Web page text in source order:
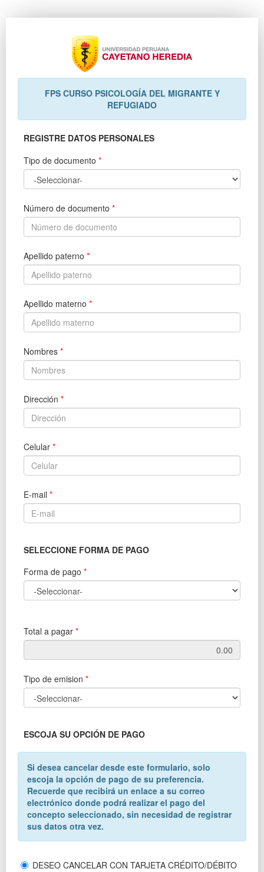
FPS CURSO PSICOLOGÍA DEL MIGRANTE Y
REFUGIADO
REGISTRE DATOS PERSONALES
Tipo de documento *
Número de documento *
Apellido paterno *
Apellido materno *
Nombres *
Dirección *
Celular *
E-mail *
SELECCIONE FORMA DE PAGO
Forma de pago *
Total a pagar *
Tipo de emision *
ESCOJA SU OPCIÓN DE PAGO
Si desea cancelar desde este formulario, solo
escoja la opción de pago de su preferencia.
Recuerde que recibirá un enlace a su correo
electrónico donde podrá realizar el pago del
concepto seleccionado, sin necesidad de registrar
sus datos otra vez.
DESEO CANCELAR CON TARJETA CRÉDITO/DÉBITO